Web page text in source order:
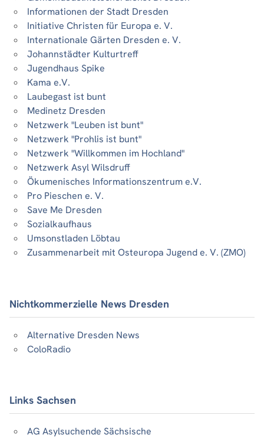
Informationen der Stadt Dresden
Initiative Christen für Europa e. V.
Internationale Gärten Dresden e. V.
Johannstädter Kulturtreff
Jugendhaus Spike
Kama e.V.
Laubegast ist bunt
Medinetz Dresden
Netzwerk "Leuben ist bunt"
Netzwerk "Prohlis ist bunt"
Netzwerk "Willkommen im Hochland"
Netzwerk Asyl Wilsdruff
Ökumenisches Informationszentrum e.V.
Pro Pieschen e. V.
Save Me Dresden
Sozialkaufhaus
Umsonstladen Löbtau
Zusammenarbeit mit Osteuropa Jugend e. V. (ZMO)
Nichtkommerzielle News Dresden
Alternative Dresden News
ColoRadio
Links Sachsen
AG Asylsuchende Sächsische